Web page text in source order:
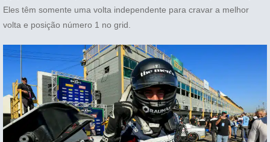
Eles têm somente uma volta independente para cravar a melhor
volta e posição número 1 no grid.